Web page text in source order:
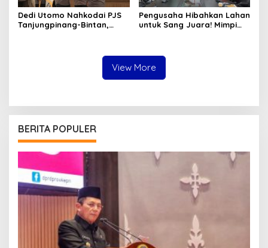
Dedi Utomo Nahkodai PJS
Tanjungpinang-Bintan,
Pengusaha Hibahkan Lahan
untuk Sang Juara! Mimpi
View More
BERITA POPULER